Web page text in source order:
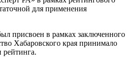
для применения
присвоен в рамках заключенного
Хабаровского края принимало
рейтинга.